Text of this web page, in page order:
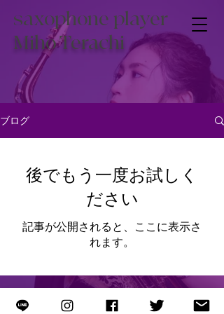
saxophone player
Miho Terachi
ブログ
後でもう一度お試しく
ださい
記事が公開されると、ここに表示さ
れます。
© 2025 by Miho Terachi